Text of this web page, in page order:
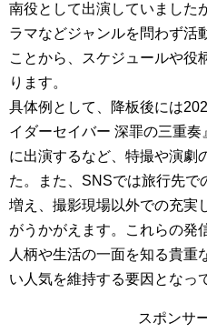
南役として出演していました
ラマなどジャンルを問わず活
ことから、スケジュールや役
ります。
具体例として、降板後には
イダーセイバー 深罪の三重奏
に出演するなど、特撮や演劇
た。また、SNSでは旅行先で
増え、撮影現場以外での充実
がうかがえます。これらの発
人柄や生活の一面を知る貴重
い人気を維持する要因となっ
スポンサ